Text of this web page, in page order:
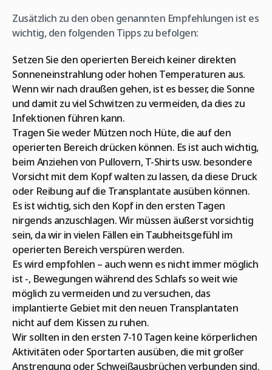
Zusätzlich zu den oben genannten Empfehlungen ist es
wichtig, den folgenden Tipps zu befolgen:
Setzen Sie den operierten Bereich keiner direkten
Sonneneinstrahlung oder hohen Temperaturen aus.
Wenn wir nach draußen gehen, ist es besser, die Sonne
und damit zu viel Schwitzen zu vermeiden, da dies zu
Infektionen führen kann.
Tragen Sie weder Mützen noch Hüte, die auf den
operierten Bereich drücken können. Es ist auch wichtig,
beim Anziehen von Pullovern, T-Shirts usw. besondere
Vorsicht mit dem Kopf walten zu lassen, da diese Druck
oder Reibung auf die Transplantate ausüben können.
Es ist wichtig, sich den Kopf in den ersten Tagen
nirgends anzuschlagen. Wir müssen äußerst vorsichtig
sein, da wir in vielen Fällen ein Taubheitsgefühl im
operierten Bereich verspüren werden.
Es wird empfohlen – auch wenn es nicht immer möglich
ist -, Bewegungen während des Schlafs so weit wie
möglich zu vermeiden und zu versuchen, das
implantierte Gebiet mit den neuen Transplantaten
nicht auf dem Kissen zu ruhen.
Wir sollten in den ersten 7-10 Tagen keine körperlichen
Aktivitäten oder Sportarten ausüben, die mit großer
Anstrengung oder Schweißausbrüchen verbunden sind.